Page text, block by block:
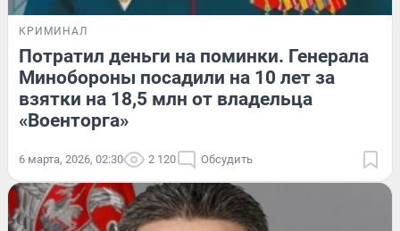
КРИМИНАЛ
Потратил деньги на поминки. Генерала
Минобороны посадили на 10 лет за
взятки на 18,5 млн от владельца
«Военторга»
6 марта, 2026, 02:30 2 120 Обсудить